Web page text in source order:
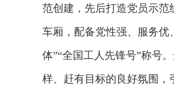
范创建，先后打造党员示范
车厢，配备党性强、服务优
体”“全国工人先锋号”称号
样、赶有目标的良好氛围，
欢